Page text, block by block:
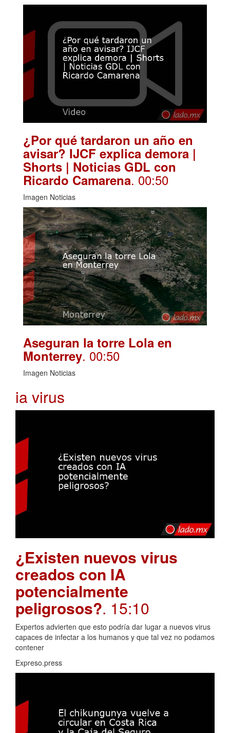
¿Por qué tardaron un año en
avisar? IJCF explica demora |
Shorts | Noticias GDL con
Ricardo Camarena. 00:50
Imagen Noticias
Aseguran la torre Lola en
Monterrey. 00:50
Imagen Noticias
ia virus
¿Existen nuevos virus
creados con IA
potencialmente
peligrosos?. 15:10
Expertos advierten que esto podría dar lugar a nuevos virus
capaces de infectar a los humanos y que tal vez no podamos
contener
Expreso.press